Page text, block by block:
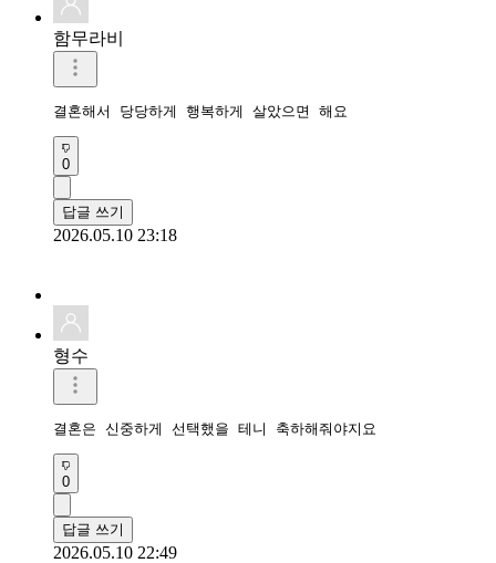
함무라비
결혼해서 당당하게 행복하게 살았으면 해요
0
답글 쓰기
2026.05.10 23:18
형수
결혼은 신중하게 선택했을 테니 축하해줘야지요
0
답글 쓰기
2026.05.10 22:49